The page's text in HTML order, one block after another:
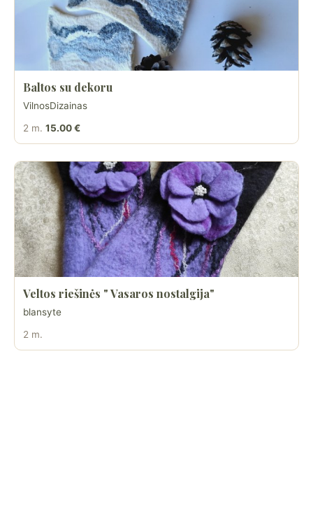
Baltos su dekoru
VilnosDizainas
2 m. 15.00 €
Veltos riešinės " Vasaros nostalgija"
blansyte
2 m.